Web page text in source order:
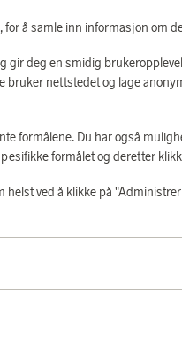
4 450 poeng
138 kr
LOGG INN
Borganäs
bomullscambric
å samle inn informasjon om
gir deg en smidig
bruker nettstedet og lage
formålene. Du har også
formålet og deretter
ved å klikke på